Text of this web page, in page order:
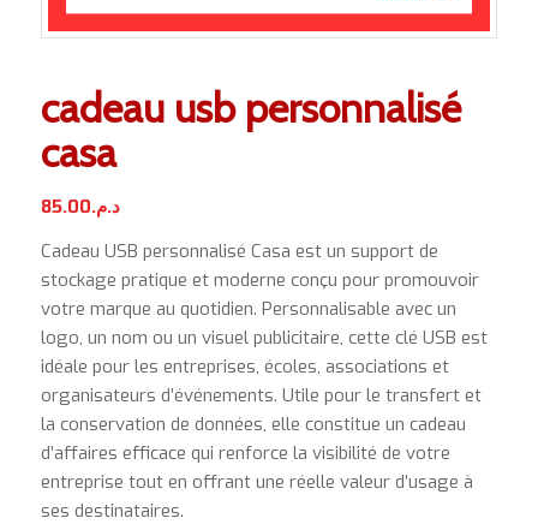
cadeau usb personnalisé
casa
د.م.85.00
Cadeau USB personnalisé Casa est un support de
stockage pratique et moderne conçu pour promouvoir
votre marque au quotidien. Personnalisable avec un
logo, un nom ou un visuel publicitaire, cette clé USB est
idéale pour les entreprises, écoles, associations et
organisateurs d’événements. Utile pour le transfert et
la conservation de données, elle constitue un cadeau
d’affaires efficace qui renforce la visibilité de votre
entreprise tout en offrant une réelle valeur d’usage à
ses destinataires.